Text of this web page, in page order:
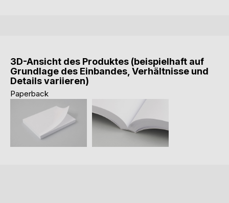
3D-Ansicht des Produktes (beispielhaft auf
Grundlage des Einbandes, Verhältnisse und
Details variieren)
Paperback